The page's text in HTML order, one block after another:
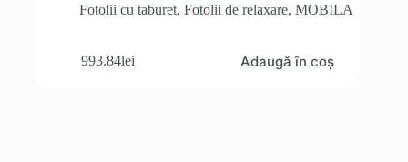
Fotolii cu taburet, Fotolii de relaxare, MOBILA
993.84lei Adaugă în coș